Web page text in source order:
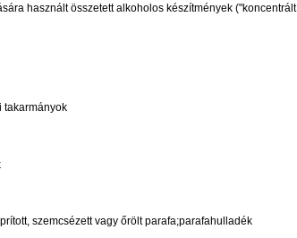
használt összetett alkoholos készítmények ("koncentrált
takarmányok
szemcsézett vagy őrölt parafa;parafahulladék